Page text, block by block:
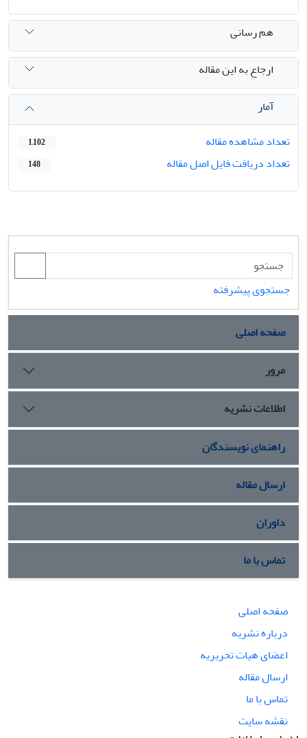
هم رسانی
ارجاع به این مقاله
آمار
تعداد مشاهده مقاله
1,102
تعداد دریافت فایل اصل مقاله 148
جستجوی پیشرفته
صفحه اصلی
مرور
اطلاعات نشریه
راهنمای نویسندگان
ارسال مقاله
داوران
تماس با ما
صفحه اصلی
درباره نشریه
اعضای هیات تحریریه
ارسال مقاله
تماس با ما
نقشه سایت